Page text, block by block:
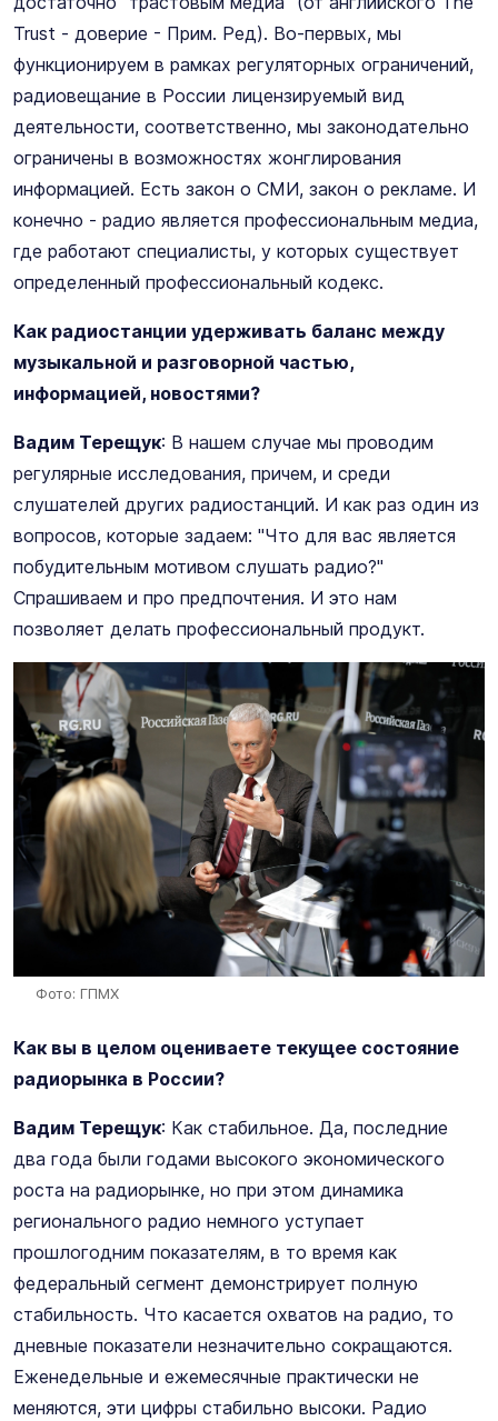
Trust - доверие - Прим. Ред). Во-первых, мы
функционируем в рамках регуляторных ограничений,
радиовещание в России лицензируемый вид
деятельности, соответственно, мы законодательно
ограничены в возможностях жонглирования
информацией. Есть закон о СМИ, закон о рекламе. И
конечно - радио является профессиональным медиа,
где работают специалисты, у которых существует
определенный профессиональный кодекс.
Как радиостанции удерживать баланс между
музыкальной и разговорной частью,
информацией, новостями?
Вадим Терещук: В нашем случае мы проводим
регулярные исследования, причем, и среди
слушателей других радиостанций. И как раз один из
вопросов, которые задаем: "Что для вас является
побудительным мотивом слушать радио?"
Спрашиваем и про предпочтения. И это нам
позволяет делать профессиональный продукт.
Фото: ГПМХ
Как вы в целом оцениваете текущее состояние
радиорынка в России?
Вадим Терещук: Как стабильное. Да, последние
два года были годами высокого экономического
роста на радиорынке, но при этом динамика
регионального радио немного уступает
прошлогодним показателям, в то время как
федеральный сегмент демонстрирует полную
стабильность. Что касается охватов на радио, то
дневные показатели незначительно сокращаются.
Еженедельные и ежемесячные практически не
меняются, эти цифры стабильно высоки. Радио